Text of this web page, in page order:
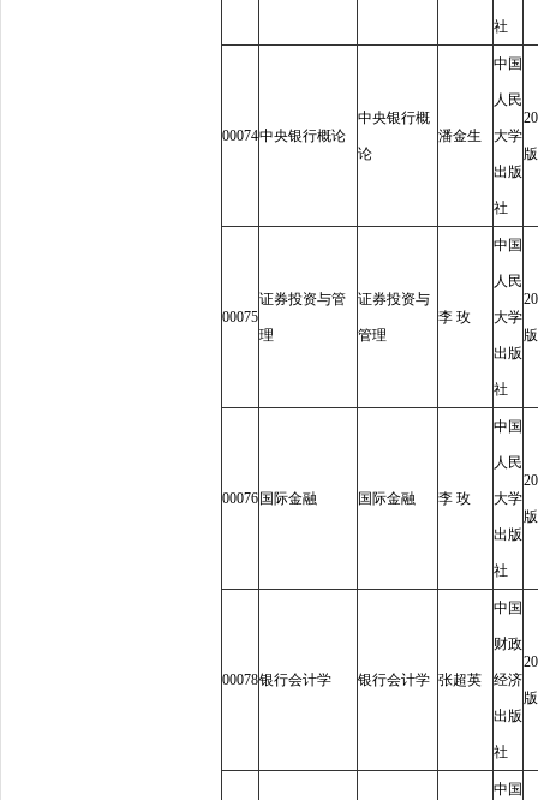
社
00074中央银行概论
中央银行概
论
潘金生
中国
人民
大学
出版
社
版
00075
证券投资与管
理
证券投资与
管理
李 玫
中国
人民
大学
出版
社
版
00076 国际金融 国际金融 李 玫
中国
人民
大学
出版
社
版
00078银行会计学 银行会计学 张超英
中国
财政
经济
出版
社
版
中国